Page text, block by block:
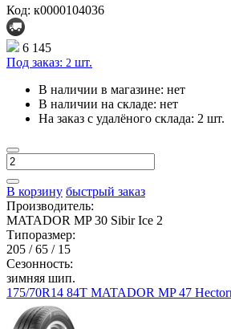
Код: к0000104036
6 145
Под заказ: 2 шт.
В наличии в магазине: нет
В наличии на складе: нет
На заказ с удалёного склада: 2 шт.
В корзину быстрый заказ
Производитель:
MATADOR MP 30 Sibir Ice 2
Типоразмер:
205 / 65 / 15
Сезонность:
зимняя шип.
175/70R14 84T MATADOR MP 47